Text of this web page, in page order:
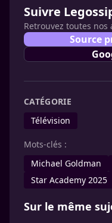
Suivre
Retrouvez toutes
Source
CATÉGORIE
Télévision
Mots-clés :
Michael Goldman
Star Academy 2025
Sur le même